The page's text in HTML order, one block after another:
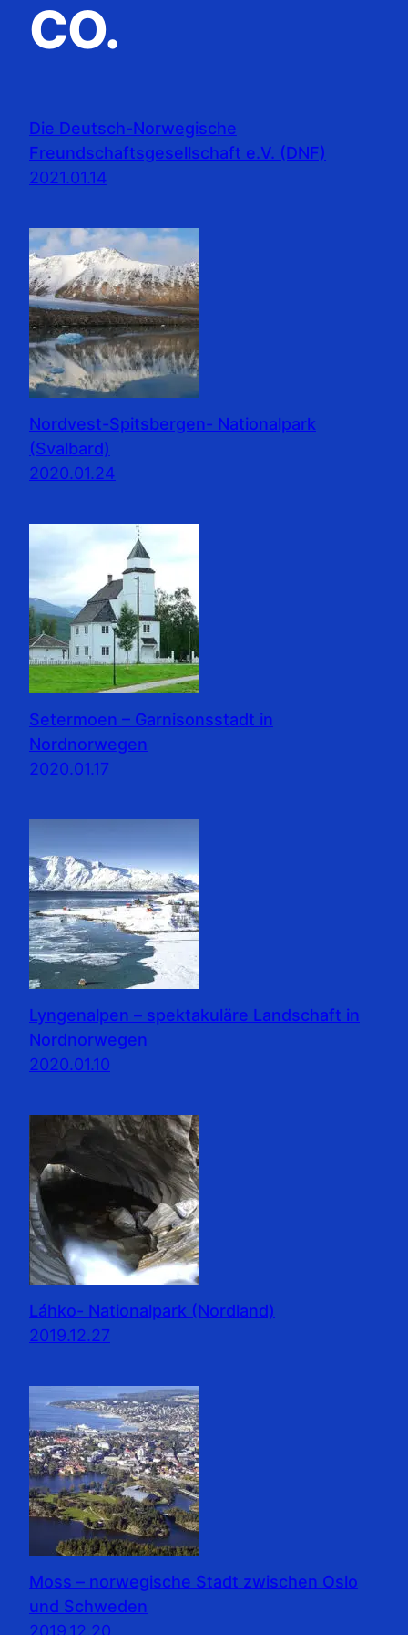
CO.
Die Deutsch-Norwegische
Freundschaftsgesellschaft e.V. (DNF)
2021.01.14
Nordvest-Spitsbergen- Nationalpark
(Svalbard)
2020.01.24
Setermoen – Garnisonsstadt in
Nordnorwegen
2020.01.17
Lyngenalpen – spektakuläre Landschaft in
Nordnorwegen
2020.01.10
Láhko- Nationalpark (Nordland)
2019.12.27
Moss – norwegische Stadt zwischen Oslo
und Schweden